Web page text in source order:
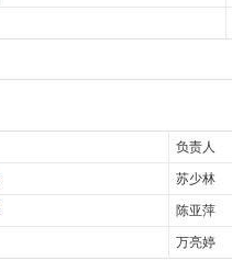
负责人
苏少林
陈亚萍
万亮婷